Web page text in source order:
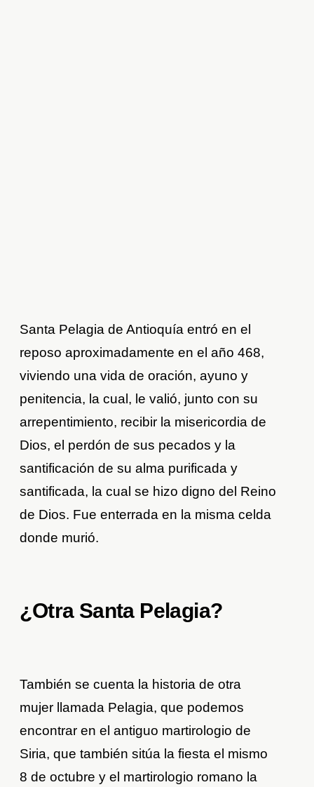
Santa Pelagia de Antioquía entró en el
reposo aproximadamente en el año 468,
viviendo una vida de oración, ayuno y
penitencia, la cual, le valió, junto con su
arrepentimiento, recibir la misericordia de
Dios, el perdón de sus pecados y la
santificación de su alma purificada y
santificada, la cual se hizo digno del Reino
de Dios. Fue enterrada en la misma celda
donde murió.
¿Otra Santa Pelagia?
También se cuenta la historia de otra
mujer llamada Pelagia, que podemos
encontrar en el antiguo martirologio de
Siria, que también sitúa la fiesta el mismo
8 de octubre y el martirologio romano la